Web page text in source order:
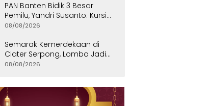
PAN Banten Bidik 3 Besar
Pemilu, Yandri Susanto: Kursi
Pimpinan DPRD Harus Direbut
08/08/2026
Semarak Kemerdekaan di
Ciater Serpong, Lomba Jadi
Ajang Pererat Kekompakan
08/08/2026